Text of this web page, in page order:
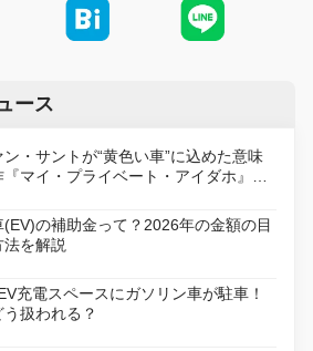
ース
・サントが“黄色い車”に込めた意味
マイ・プライベート・アイダホ』が
リマスター版で復活
(EV)の補助金って？2026年の金額の目
を解説
充電スペースにガソリン車が駐車！
扱われる？